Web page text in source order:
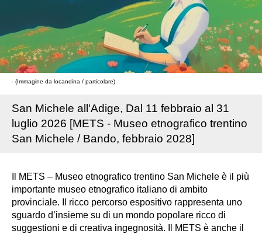
- (Immagine da locandina / particolare)
San Michele all'Adige, Dal 11 febbraio al 31
luglio 2026 [METS - Museo etnografico trentino
San Michele / Bando, febbraio 2028]
Il METS – Museo etnografico trentino San Michele è il più
importante museo etnografico italiano di ambito
provinciale. Il ricco percorso espositivo rappresenta uno
sguardo d’insieme su di un mondo popolare ricco di
suggestioni e di creativa ingegnosità. Il METS è anche il